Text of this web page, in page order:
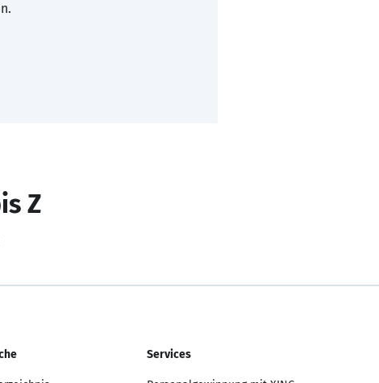
Z
Services